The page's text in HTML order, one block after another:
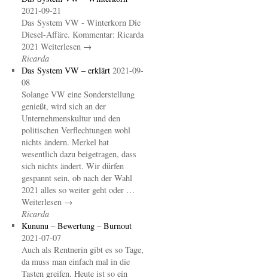
2021-09-21
Das System VW - Winterkorn Die
Diesel-Affäre. Kommentar: Ricarda
2021 Weiterlesen →
Ricarda
Das System VW – erklärt 2021-09-
08
Solange VW eine Sonderstellung
genießt, wird sich an der
Unternehmenskultur und den
politischen Verflechtungen wohl
nichts ändern. Merkel hat
wesentlich dazu beigetragen, dass
sich nichts ändert. Wir dürfen
gespannt sein, ob nach der Wahl
2021 alles so weiter geht oder …
Weiterlesen →
Ricarda
Kununu – Bewertung – Burnout
2021-07-07
Auch als Rentnerin gibt es so Tage,
da muss man einfach mal in die
Tasten greifen. Heute ist so ein